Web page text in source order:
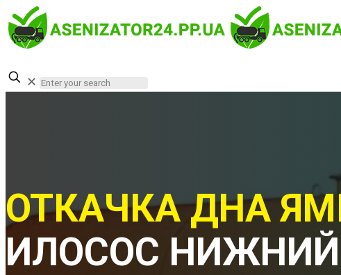
✕
ОТКАЧКА ДНА
ИЛОСОС